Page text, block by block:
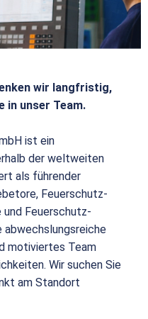
wir langfristig,
in unser Team.
ist ein
der weltweiten
als führender
Feuerschutz-
und Feuerschutz-
abwechslungsreiche
motiviertes Team
Wir suchen Sie
am Standort